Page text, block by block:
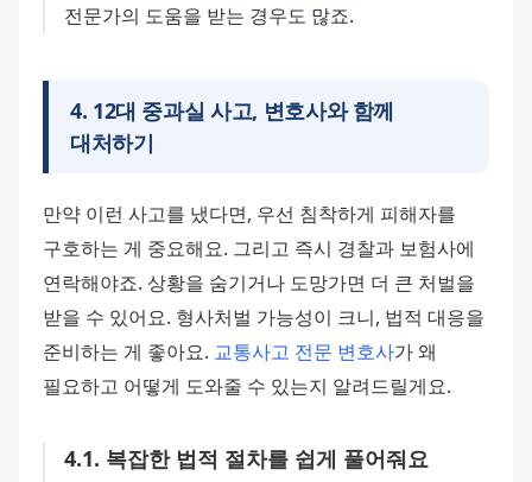
전문가의 도움을 받는 경우도 많죠.
4. 12대 중과실 사고, 변호사와 함께
대처하기
만약 이런 사고를 냈다면, 우선 침착하게 피해자를
구호하는 게 중요해요. 그리고 즉시 경찰과 보험사에
연락해야죠. 상황을 숨기거나 도망가면 더 큰 처벌을
받을 수 있어요. 형사처벌 가능성이 크니, 법적 대응을
준비하는 게 좋아요. 교통사고 전문 변호사가 왜
필요하고 어떻게 도와줄 수 있는지 알려드릴게요.
4.1. 복잡한 법적 절차를 쉽게 풀어줘요